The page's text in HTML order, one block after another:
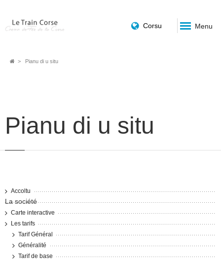
Corsu Menu
FilPianu di u situ
Pianu di u situ
Accoltu
La société
Carte interactive
Les tarifs
Tarif Général
Généralité
Tarif de base